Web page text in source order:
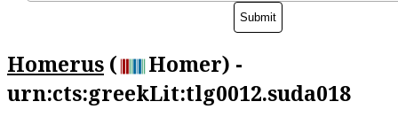
Homerus (
Homer) -
urn:cts:greekLit:tlg0012.suda018